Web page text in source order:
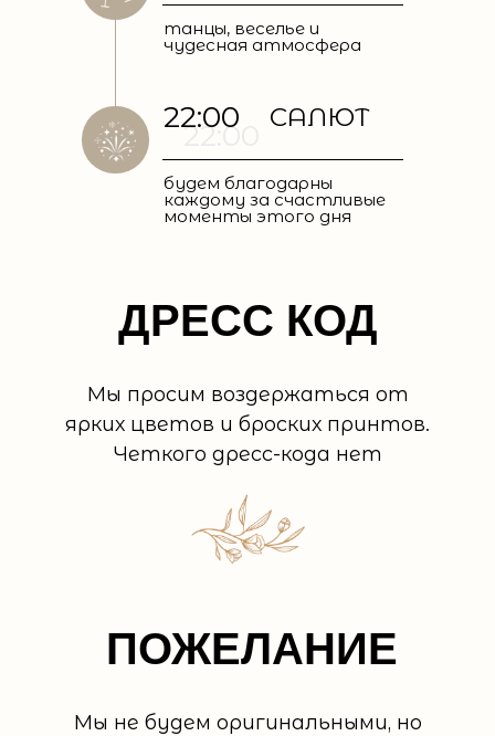
танцы, веселье и
чудесная атмосфера
22:00
22:00 САЛЮТ
будем благодарны
каждому за счастливые
моменты этого дня
ДРЕСС КОД
Мы просим воздержаться от
ярких цветов и броских принтов.
Четкого дресс-кода нет
ПОЖЕЛАНИЕ
Мы не будем оригинальными, но